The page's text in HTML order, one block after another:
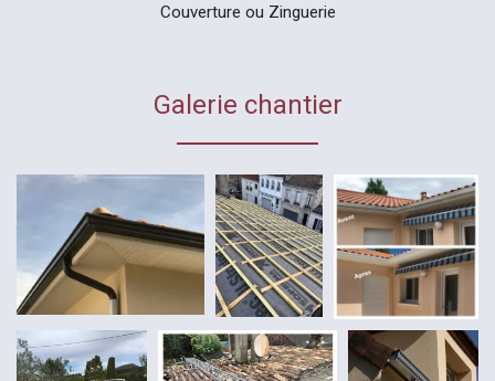
Couverture ou Zinguerie
Galerie chantier